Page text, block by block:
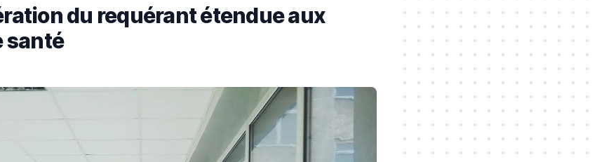
du requérant étendue aux
santé